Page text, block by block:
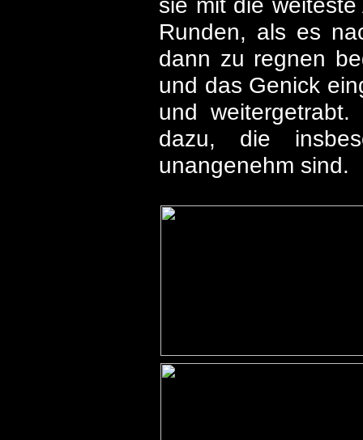
Runden, als es
dann zu regnen
und das Genick
und
dazu, die
unangenehm sind.